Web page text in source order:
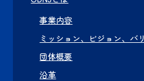
事業内容
ミッション、ビジョン、バ
団体概要
沿革